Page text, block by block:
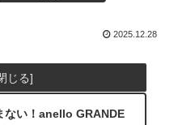
2025.12.28
ない！anello GRANDE